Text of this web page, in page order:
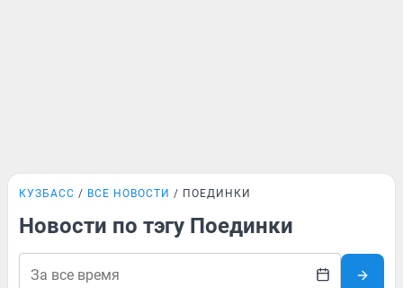
КУЗБАСС ВСЕ НОВОСТИ ПОЕДИНКИ
Новости по тэгу Поединки